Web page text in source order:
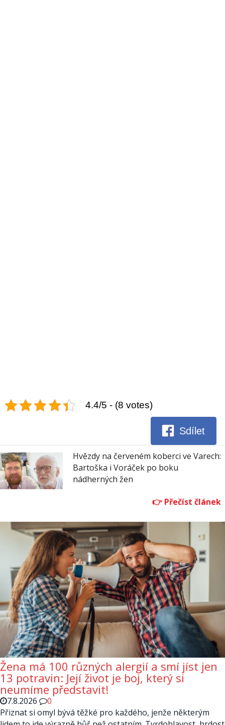
4.4/5 - (8 votes)
Sdílet
Hvězdy na červeném koberci ve Varech:
Bartoška i Voráček po boku
nádherných žen
Žena má 100 různých alergií a smí jíst jen
13 potravin: Její život je boj, který si
neumíme představit!
7.8.2026
0
Přiznat si omyl bývá těžké pro každého, jenže některým